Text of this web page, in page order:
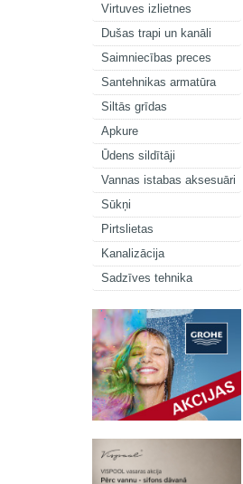
Virtuves izlietnes
Dušas trapi un kanāli
Saimniecības preces
Santehnikas armatūra
Siltās grīdas
Apkure
Ūdens sildītāji
Vannas istabas aksesuāri
Sūkņi
Pirtslietas
Kanalizācija
Sadzīves tehnika